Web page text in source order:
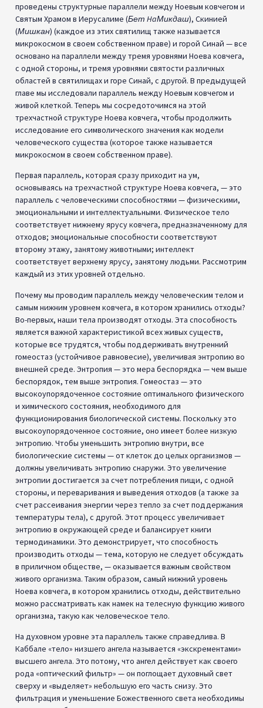
проведены структурные параллели между Ноевым ковчегом и
Святым Храмом в Иерусалиме (Бет HaМикдаш), Скинией
(Мишкан) (каждое из этих святилищ также называется
микрокосмом в своем собственном праве) и горой Синай — все
основано на параллели между тремя уровнями Ноева ковчега,
с одной стороны, и тремя уровнями святости различных
областей в святилищах и горе Синай, с другой. В предыдущей
главе мы исследовали параллель между Ноевым ковчегом и
живой клеткой. Теперь мы сосредоточимся на этой
трехчастной структуре Ноева ковчега, чтобы продолжить
исследование его символического значения как модели
человеческого существа (которое также называется
микрокосмом в своем собственном праве).
Первая параллель, которая сразу приходит на ум,
основываясь на трехчастной структуре Ноева ковчега, — это
параллель с человеческими способностями — физическими,
эмоциональными и интеллектуальными. Физическое тело
соответствует нижнему ярусу ковчега, предназначенному для
отходов; эмоциональные способности соответствуют
второму этажу, занятому животными; интеллект
соответствует верхнему ярусу, занятому людьми. Рассмотрим
каждый из этих уровней отдельно.
Почему мы проводим параллель между человеческим телом и
самым нижним уровнем ковчега, в котором хранились отходы?
Во-первых, наши тела производят отходы. Эта способность
является важной характеристикой всех живых существ,
которые все трудятся, чтобы поддерживать внутренний
гомеостаз (устойчивое равновесие), увеличивая энтропию во
внешней среде. Энтропия — это мера беспорядка — чем выше
беспорядок, тем выше энтропия. Гомеостаз — это
высокоупорядоченное состояние оптимального физического
и химического состояния, необходимого для
функционирования биологической системы. Поскольку это
высокоупорядоченное состояние, оно имеет более низкую
энтропию. Чтобы уменьшить энтропию внутри, все
биологические системы — от клеток до целых организмов —
должны увеличивать энтропию снаружи. Это увеличение
энтропии достигается за счет потребления пищи, с одной
стороны, и переваривания и выведения отходов (а также за
счет рассеивания энергии через тепло за счет поддержания
температуры тела), с другой. Этот процесс увеличивает
энтропию в окружающей среде и балансирует книги
термодинамики. Это демонстрирует, что способность
производить отходы — тема, которую не следует обсуждать
в приличном обществе, — оказывается важным свойством
живого организма. Таким образом, самый нижний уровень
Ноева ковчега, в котором хранились отходы, действительно
можно рассматривать как намек на телесную функцию живого
организма, такую как человеческое тело.
На духовном уровне эта параллель также справедлива. В
Каббале «тело» низшего ангела называется «экскрементами»
высшего ангела. Это потому, что ангел действует как своего
рода «оптический фильтр» — он поглощает духовный свет
сверху и «выделяет» небольшую его часть снизу. Это
фильтрация и уменьшение Божественного света необходимы